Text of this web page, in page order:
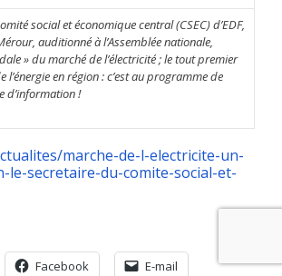
social et économique central (CSEC) d’EDF,
auditionné à l’Assemblée nationale,
» du marché de l’électricité ; le tout premier
l’énergie en région : c’est au programme de
d’information !
marche-de-l-electricite-un-
le-secretaire-du-comite-social-et-
Facebook E-mail